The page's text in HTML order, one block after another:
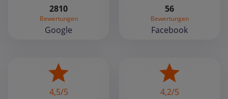
2810
Bewertungen
Google
56
Bewertungen
Facebook
4,5/5
4,2/5